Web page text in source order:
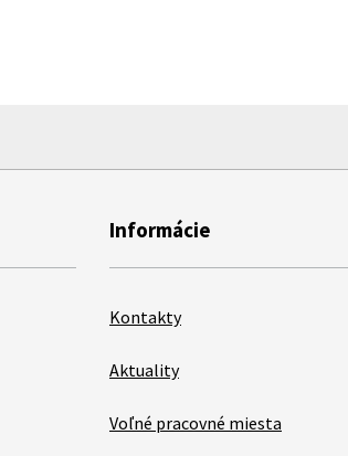
Informácie
Kontakty
Aktuality
Voľné pracovné miesta